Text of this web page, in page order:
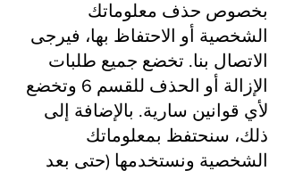
بخصوص حذف معلوماتك
الشخصية أو الاحتفاظ بها، فيرجى
الاتصال بنا. تخضع جميع طلبات
الإزالة أو الحذف للقسم 6 وتخضع
لأي قوانين سارية. بالإضافة إلى
ذلك، سنحتفظ بمعلوماتك
الشخصية ونستخدمها (حتى بعد